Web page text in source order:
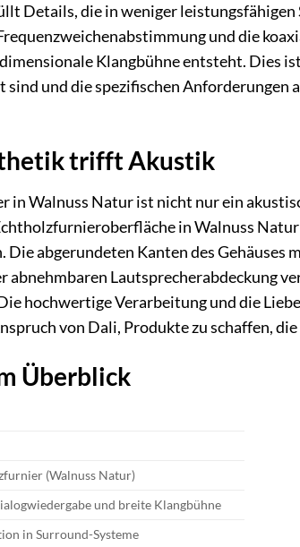
Details, die in weniger leistungsfähigen
und die
Klangbühne entsteht. Dies
und die spezifischen Anforderungen
trifft Akustik
in Walnuss Natur ist nicht nur ein
in Walnuss
abgerundeten Kanten des Gehäuses
abnehmbaren Lautsprecherabdeckung
hochwertige Verarbeitung und die
von Dali, Produkte zu schaffen,
Überblick
(Walnuss Natur)
und breite Klangbühne
in Surround-Systeme